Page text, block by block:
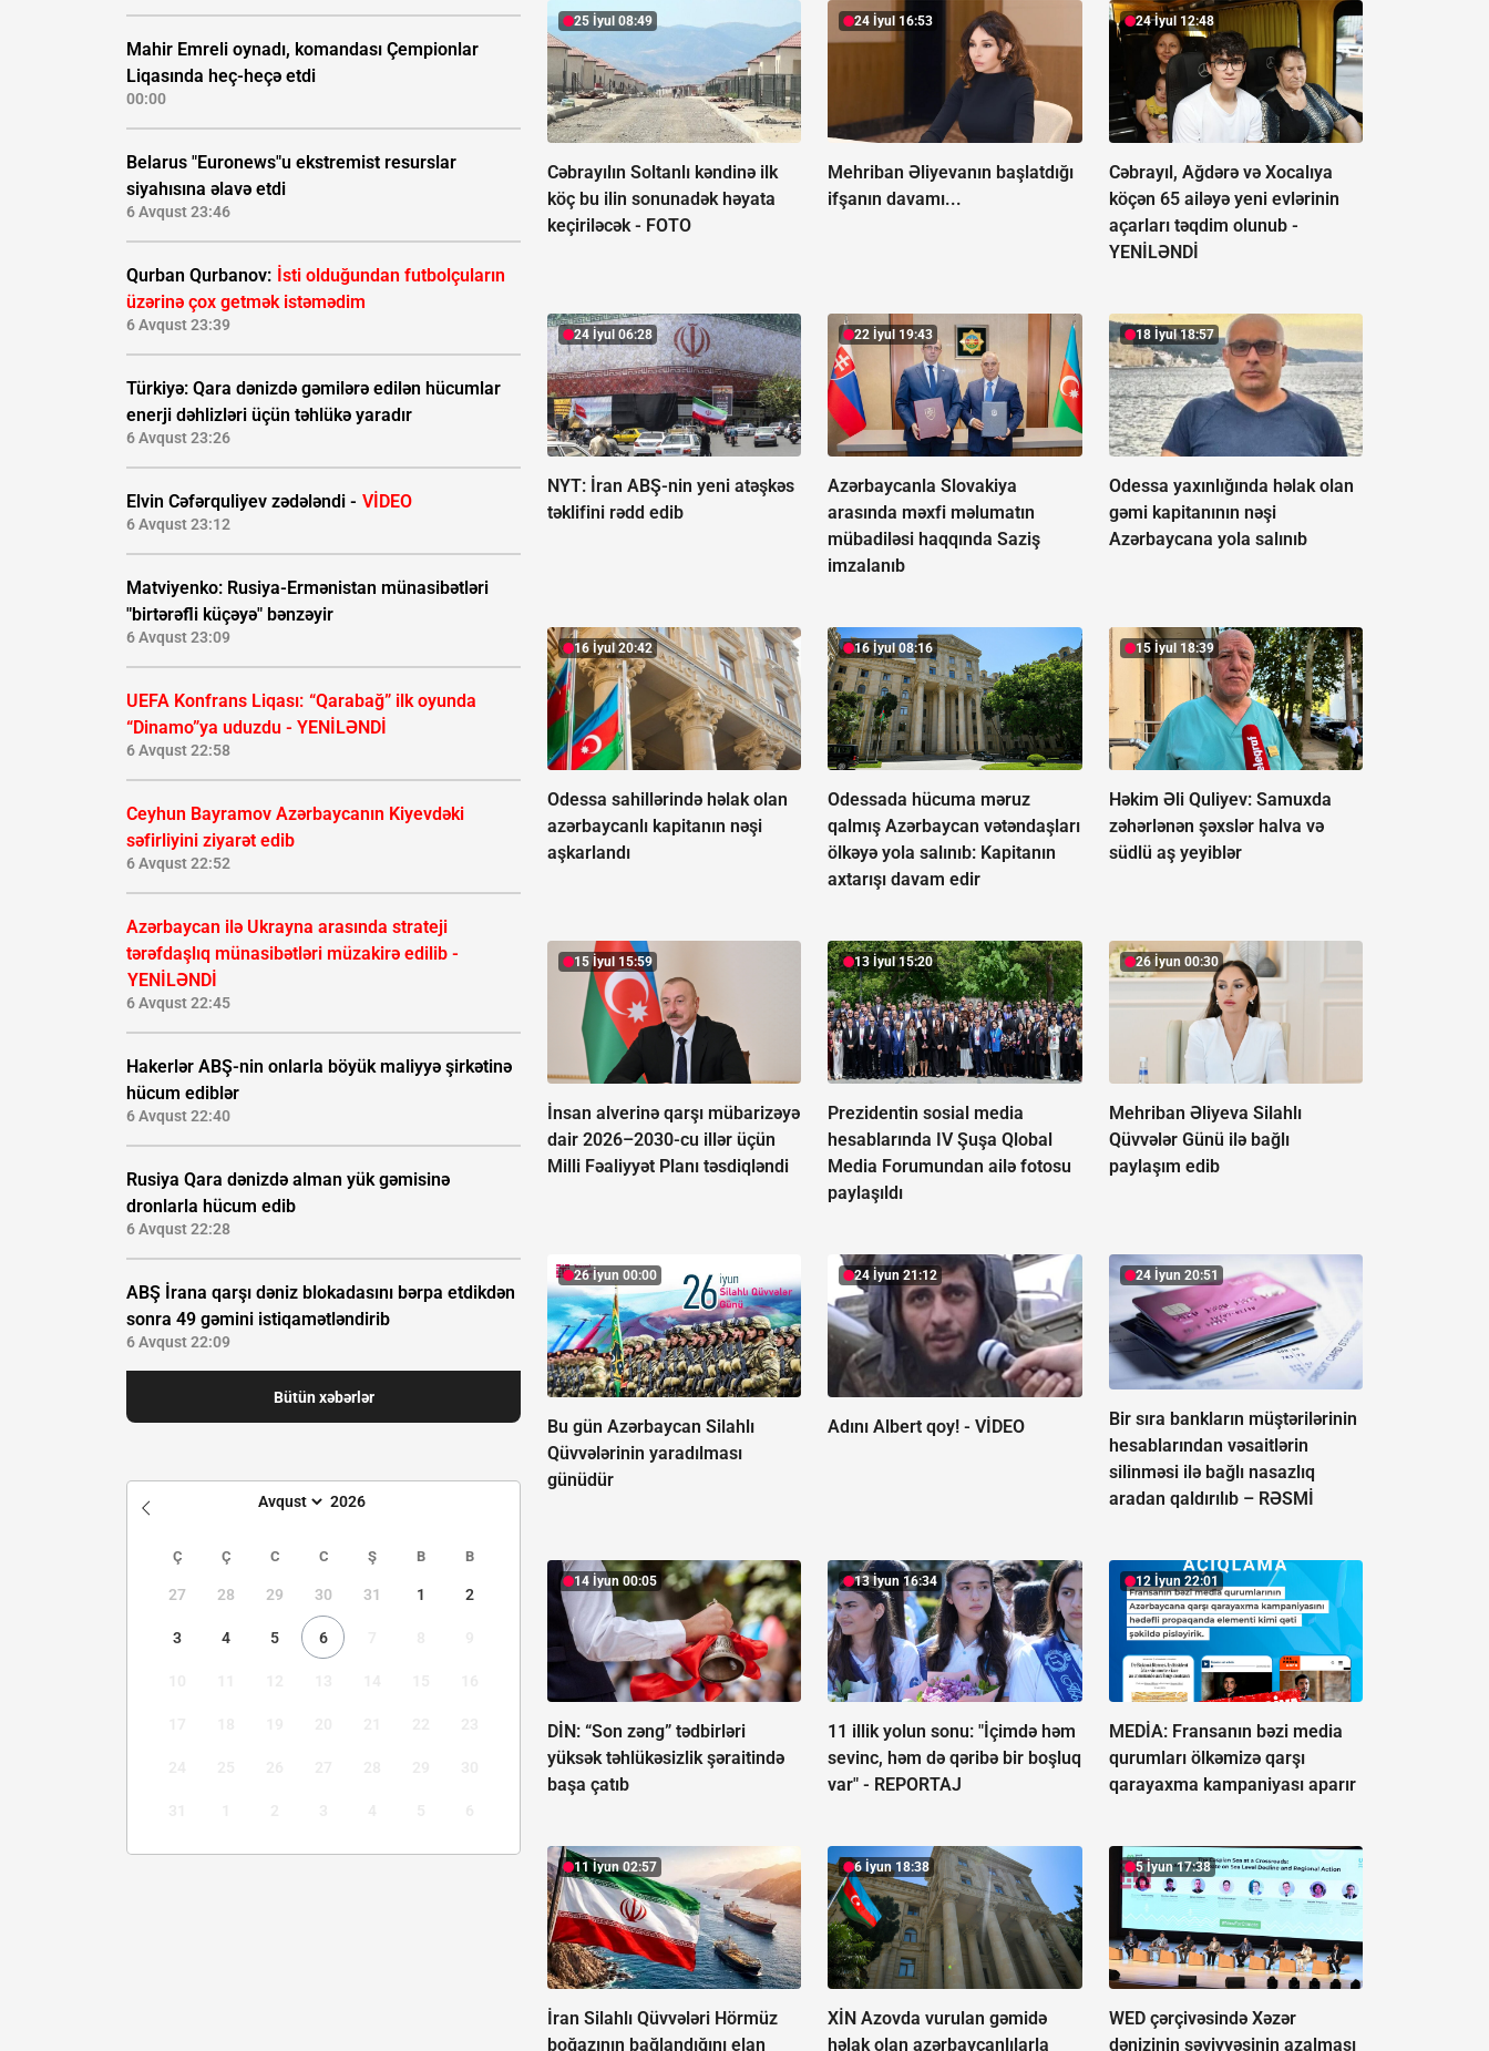
Mahir Emreli oynadı, komandası Çempionlar
Liqasında heç-heçə etdi
00:00
Belarus "Euronews"u ekstremist resurslar
siyahısına əlavə etdi
6 Avqust 23:46
Qurban Qurbanov: İsti olduğundan futbolçuların
üzərinə çox getmək istəmədim
6 Avqust 23:39
Türkiyə: Qara dənizdə gəmilərə edilən hücumlar
enerji dəhlizləri üçün təhlükə yaradır
6 Avqust 23:26
Elvin Cəfərquliyev zədələndi - VİDEO
6 Avqust 23:12
Matviyenko: Rusiya-Ermənistan münasibətləri
"birtərəfli küçəyə" bənzəyir
6 Avqust 23:09
UEFA Konfrans Liqası: “Qarabağ” ilk oyunda
“Dinamo”ya uduzdu - YENİLƏNDİ
6 Avqust 22:58
Ceyhun Bayramov Azərbaycanın Kiyevdəki
səfirliyini ziyarət edib
6 Avqust 22:52
Azərbaycan ilə Ukrayna arasında strateji
tərəfdaşlıq münasibətləri müzakirə edilib -
YENİLƏNDİ
6 Avqust 22:45
Hakerlər ABŞ-nin onlarla böyük maliyyə şirkətinə
hücum ediblər
6 Avqust 22:40
Rusiya Qara dənizdə alman yük gəmisinə
dronlarla hücum edib
6 Avqust 22:28
ABŞ İrana qarşı dəniz blokadasını bərpa etdikdən
sonra 49 gəmini istiqamətləndirib
6 Avqust 22:09
Bütün xəbərlər
Ç Ç C C Ş B B
27 28 29 30 31 1 2
3 4 5 6
25 İyul 08:49
Cəbrayılın Soltanlı kəndinə ilk
köç bu ilin sonunadək həyata
keçiriləcək - FOTO
24 İyul 16:53
Mehriban Əliyevanın başlatdığı
ifşanın davamı...
24 İyul 12:48
Cəbrayıl, Ağdərə və Xocalıya
köçən 65 ailəyə yeni evlərinin
açarları təqdim olunub -
YENİLƏNDİ
24 İyul 06:28
NYT: İran ABŞ-nin yeni atəşkəs
təklifini rədd edib
22 İyul 19:43
Azərbaycanla Slovakiya
arasında məxfi məlumatın
mübadiləsi haqqında Saziş
imzalanıb
18 İyul 18:57
Odessa yaxınlığında həlak olan
gəmi kapitanının nəşi
Azərbaycana yola salınıb
16 İyul 20:42
Odessa sahillərində həlak olan
azərbaycanlı kapitanın nəşi
aşkarlandı
16 İyul 08:16
Odessada hücuma məruz
qalmış Azərbaycan vətəndaşları
ölkəyə yola salınıb: Kapitanın
axtarışı davam edir
15 İyul 18:39
Həkim Əli Quliyev: Samuxda
zəhərlənən şəxslər halva və
südlü aş yeyiblər
15 İyul 15:59
İnsan alverinə qarşı mübarizəyə
dair 2026–2030-cu illər üçün
Milli Fəaliyyət Planı təsdiqləndi
13 İyul 15:20
Prezidentin sosial media
hesablarında IV Şuşa Qlobal
Media Forumundan ailə fotosu
paylaşıldı
26 İyun 00:30
Mehriban Əliyeva Silahlı
Qüvvələr Günü ilə bağlı
paylaşım edib
26 İyun 00:00
Bu gün Azərbaycan Silahlı
Qüvvələrinin yaradılması
günüdür
24 İyun 21:12
Adını Albert qoy! -VİDEO
24 İyun 20:51
Bir sıra bankların müştərilərinin
hesablarından vəsaitlərin
silinməsi ilə bağlı nasazlıq
aradan qaldırılıb – RƏSMİ
14 İyun 00:05
DİN: “Son zəng” tədbirləri
yüksək təhlükəsizlik şəraitində
başa çatıb
13 İyun 16:34
11 illik yolun sonu: "İçimdə həm
sevinc, həm də qəribə bir boşluq
var" - REPORTAJ
12 İyun 22:01
MEDİA: Fransanın bəzi media
qurumları ölkəmizə qarşı
qarayaxma kampaniyası aparır
11 İyun 02:57
İran Silahlı Qüvvələri Hörmüz
boğazının bağlandığını elan
6 İyun 18:38
XİN Azovda vurulan gəmidə
həlak olan azərbaycanlılarla
5 İyun 17:38
WED çərçivəsində Xəzər
dənizinin səviyyəsinin azalması